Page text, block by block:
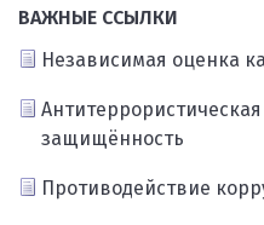
ВАЖНЫЕ ССЫЛКИ
Независимая оценка
защищённость
Противодействие